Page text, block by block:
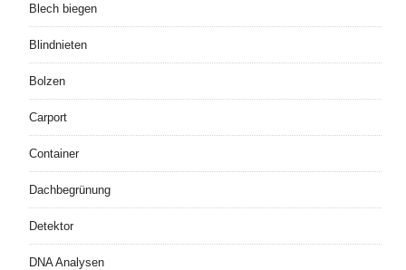
Blech biegen
Blindnieten
Bolzen
Carport
Container
Dachbegrünung
Detektor
DNA Analysen